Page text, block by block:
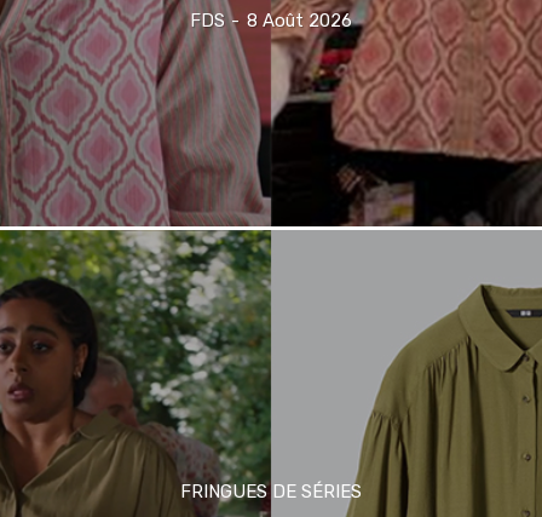
FDS - 8 Août 2026
FRINGUES DE SÉRIES